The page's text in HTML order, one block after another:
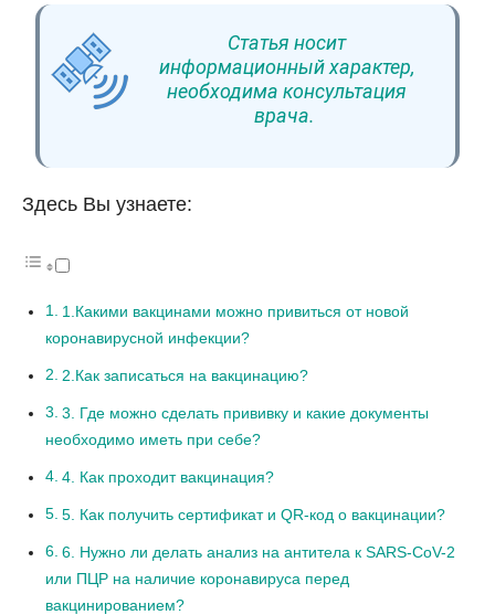
Статья носит
информационный характер,
необходима консультация
врача.
Здесь Вы узнаете:
1.Какими вакцинами можно привиться от новой
коронавирусной инфекции?
2.Как записаться на вакцинацию?
3. Где можно сделать прививку и какие документы
необходимо иметь при себе?
4. Как проходит вакцинация?
5. Как получить сертификат и QR-код о вакцинации?
6. Нужно ли делать анализ на антитела к SARS-CoV-2
или ПЦР на наличие коронавируса перед
вакцинированием?